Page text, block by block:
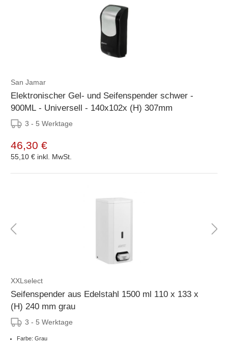
San Jamar
Elektronischer Gel- und Seifenspender schwer -
900ML - Universell - 140x102x (H) 307mm
3 - 5 Werktage
46,30 €
55,10 € inkl. MwSt.
XXLselect
Seifenspender aus Edelstahl 1500 ml 110 x 133 x
(H) 240 mm grau
3 - 5 Werktage
Farbe: Grau